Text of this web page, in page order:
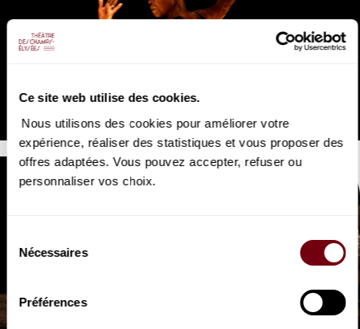
Ce site web utilise des cookies.
Nous utilisons des cookies pour améliorer votre
expérience, réaliser des statistiques et vous proposer des
offres adaptées. Vous pouvez accepter, refuser ou
personnaliser vos choix.
Nécessaires
Préférences
Joséphine
Le Sacre du printemps